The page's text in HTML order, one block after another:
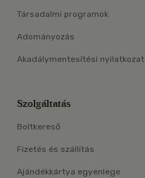
Társadalmi programok
Adományozás
Akadálymentesítési nyilatkozat
Szolgáltatás
Boltkereső
Fizetés és szállítás
Ajándékkártya egyenlege